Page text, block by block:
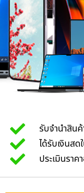
รับจำนำสิน
ได้รับเงินส
ประเมินราค